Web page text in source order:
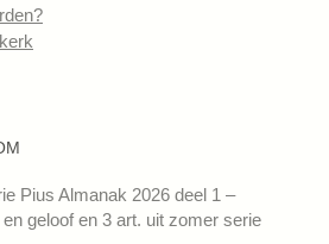
Pius Almanak 2026 deel 1 –
geloof en 3 art. uit zomer serie